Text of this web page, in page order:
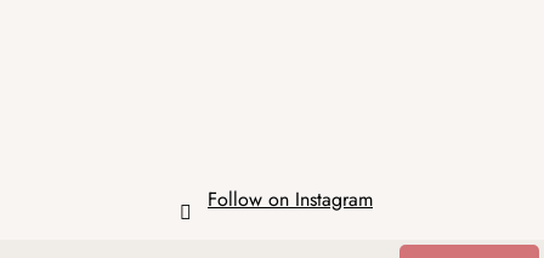
Follow on Instagram